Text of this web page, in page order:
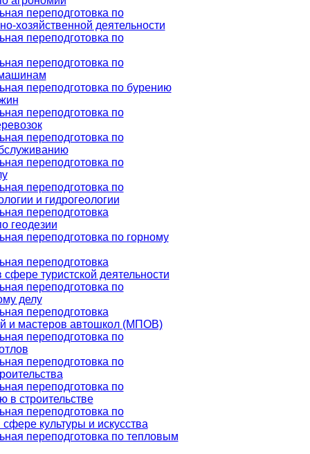
переподготовка по
хозяйственной деятельности
переподготовка по
переподготовка по
переподготовка по бурению
переподготовка по
переподготовка по
переподготовка по
переподготовка по
и гидрогеологии
переподготовка
геодезии
переподготовка по горному
переподготовка
туристской деятельности
переподготовка по
делу
переподготовка
и мастеров автошкол (МПОВ)
переподготовка по
переподготовка по
переподготовка по
в строительстве
переподготовка по
культуры и искусства
переподготовка по тепловым